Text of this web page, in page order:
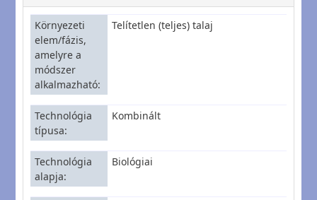
Környezeti
elem/fázis,
amelyre a
módszer
alkalmazható
Telítetlen (teljes) talaj
Technológia
típusa
Kombinált
Technológia
alapja
Biológiai